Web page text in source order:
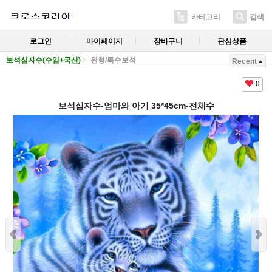
카테고리 검색
로그인 마이페이지 장바구니 관심상품
보석십자수(수입+국산) 원형/특수보석 Recent
0
보석십자수-엄마와 아기 35*45cm-전체수